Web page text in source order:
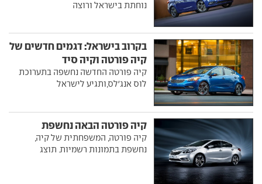
נוחתת בישראל ורוצה
בקרוב בישראל: דגמים חדשים של
קיה פורטה וקיה סיד
קיה פורטה החדשה נחשפה בתערוכת
לוס אנג'לס,ותגיע לישראל
קיה פורטה הבאה נחשפת
קיה פורטה, המשפחתית של קיה,
נחשפת בתמונות רשמיות. תוצג